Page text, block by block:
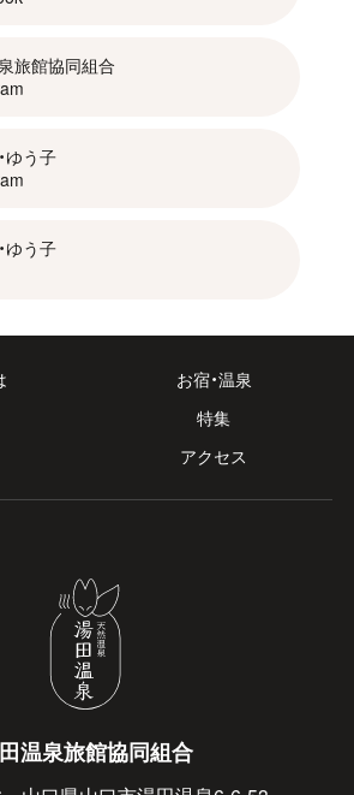
旅館協同組合
ゆう子
ゆう子
お宿・温泉
特集
アクセス
温泉旅館協同組合